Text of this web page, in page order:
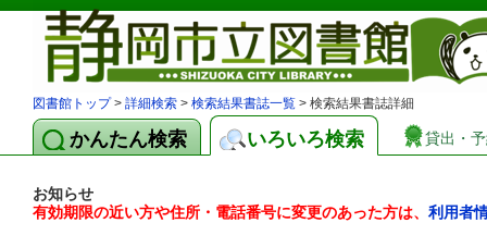
図書館トップ> 詳細検索 > 検索結果書誌一覧 > 検索結果書誌詳細
かんたん検索 いろいろ検索 貸出・
お知らせ
有効期限の近い方や住所・電話番号に変更のあった方は、 利用者